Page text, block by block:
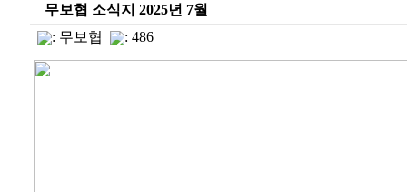
무보협 소식지 2025년 7월
: 무보협 : 486